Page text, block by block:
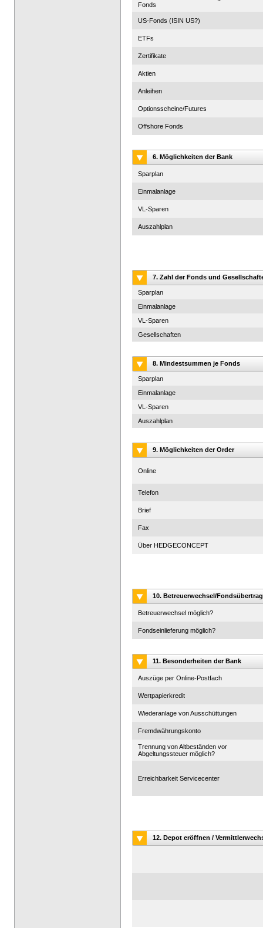
Fonds
US-Fonds (ISIN US?)
ETFs
Zertifikate
Aktien
Anleihen
Optionsscheine/Futures
Offshore Fonds
6. Möglichkeiten der Bank
Sparplan
Einmalanlage
VL-Sparen
Auszahlplan
7. Zahl der Fonds und
Sparplan
Einmalanlage
VL-Sparen
Gesellschaften
8. Mindestsummen je Fonds
Sparplan
Einmalanlage
VL-Sparen
Auszahlplan
9. Möglichkeiten der Order
Online
Telefon
Brief
Fax
Über HEDGECONCEPT
10. Betreuerwechsel/
Betreuerwechsel möglich?
Fondseinlieferung möglich?
11. Besonderheiten der Bank
Auszüge per Online-Postfach
Wertpapierkredit
Wiederanlage von Ausschüttungen
Fremdwährungskonto
Trennung von Altbeständen vor
Abgeltungssteuer möglich?
Erreichbarkeit Servicecenter
12. Depot eröffnen /